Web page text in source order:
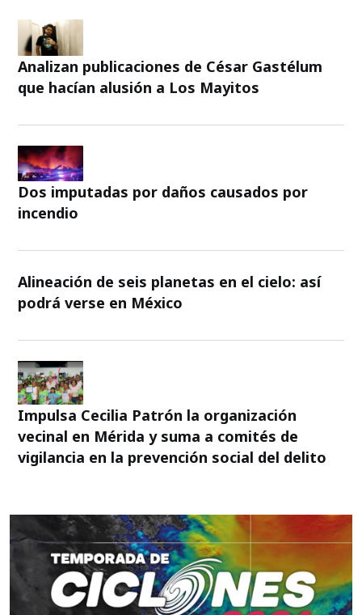
Analizan publicaciones de César Gastélum
que hacían alusión a Los Mayitos
Dos imputadas por daños causados por
incendio
Alineación de seis planetas en el cielo: así
podrá verse en México
Impulsa Cecilia Patrón la organización
vecinal en Mérida y suma a comités de
vigilancia en la prevención social del delito